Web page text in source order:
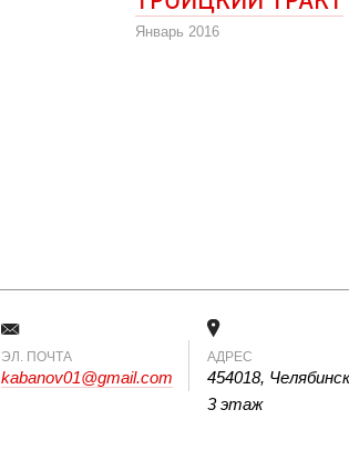
Январь 2016
ЭЛ. ПОЧТА
kabanov01@gmail.com
АДРЕС
454018,
3 этаж